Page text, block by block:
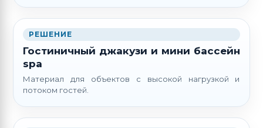
РЕШЕНИЕ
Гостиничный джакузи и мини бассейн
spa
Материал для объектов с высокой нагрузкой и
потоком гостей.